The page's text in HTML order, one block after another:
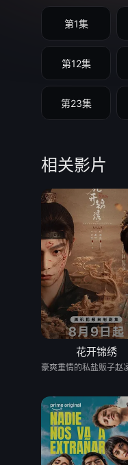
第1集
第12集
第23集
相关影片
花开锦绣